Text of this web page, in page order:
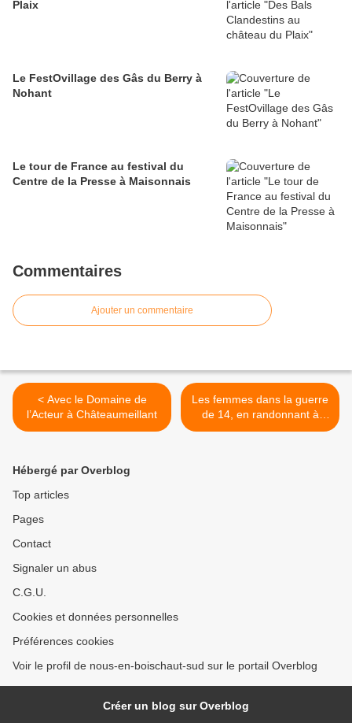
Plaix
Le FestOvillage des Gâs du Berry à
Nohant
Le tour de France au festival du
Centre de la Presse à Maisonnais
Commentaires
Ajouter un commentaire
< Avec le Domaine de
l’Acteur à Châteaumeillant
Les femmes dans la guerre
de 14, en randonnant à
Néret >
Hébergé par Overblog
Top articles
Pages
Contact
Signaler un abus
C.G.U.
Cookies et données personnelles
Préférences cookies
Voir le profil de nous-en-boischaut-sud sur le portail Overblog
Créer un blog sur Overblog